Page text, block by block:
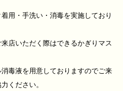
用・手洗い・消毒を実施しており
店いただく際はできるかぎりマス
毒液を用意しておりますのでご来
ください。